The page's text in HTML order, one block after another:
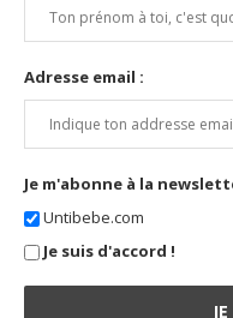
Adresse email :
Je m'abonne à la
Untibebe.com
Je suis d'accord !